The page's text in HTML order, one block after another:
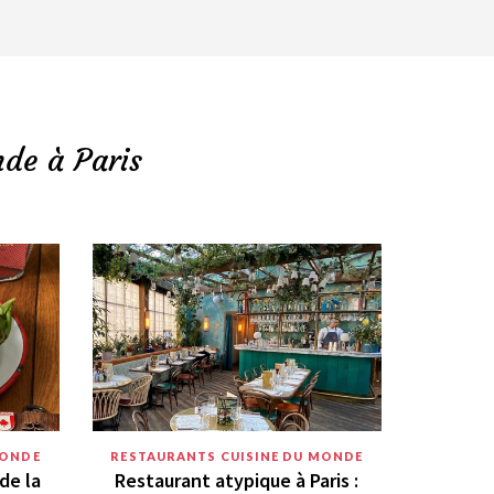
à Paris
la
RESTAURANTS CUISINE DU MONDE
Restaurant atypique à Paris :